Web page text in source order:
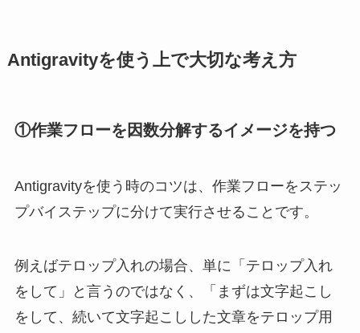
Antigravityを使う上で大切な考え方
①作業フローを因数分解するイメージを持つ
Antigravityを使う時のコツは、作業フローをステッ
プバイステップに分けて実行させることです。
例えばテロップ入れの場合、単に「テロップ入れ
をして」と言うのではなく、「まずは文字起こし
をして、続いて文字起こしした文章をテロップ用